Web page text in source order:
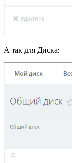
А так для Диска: